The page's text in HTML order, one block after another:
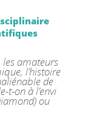
les amateurs
l’histoire
de
t-on à l’envi
ou